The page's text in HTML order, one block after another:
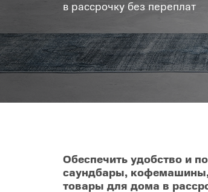
Товары для дома
Телевизоры
Гаджеты
Интернет для дома
в рассрочку без переплат
Обеспечить удобство и
саундбары, кофемашины,
товары для дома в